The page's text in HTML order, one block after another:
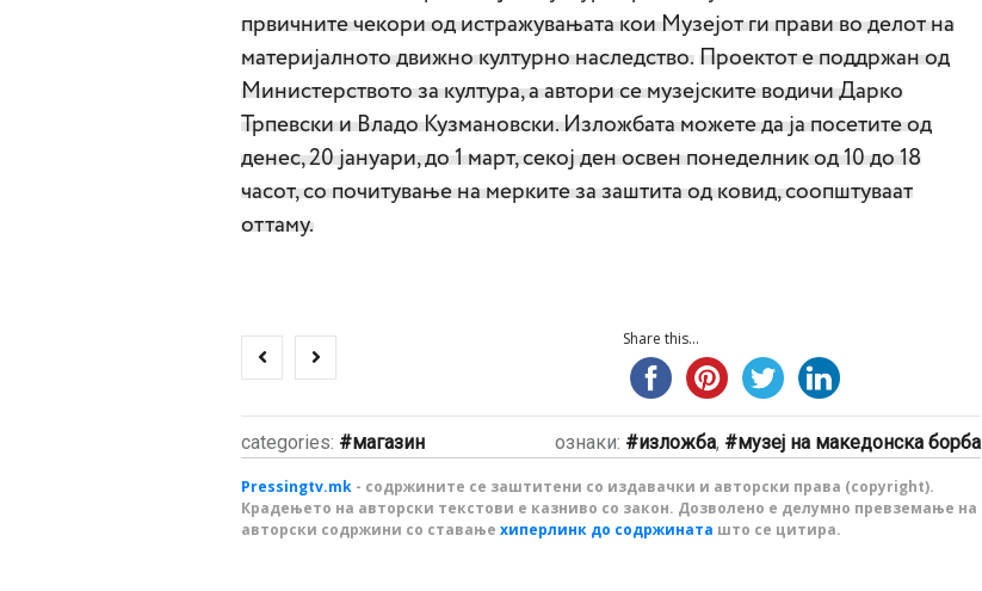
првичните чекори од истражувањата кои Музејот ги прави во делот на
материјалното движно културно наследство. Проектот е поддржан од
Министерството за култура, а автори се музејските водичи Дарко
Трпевски и Владо Кузмановски. Изложбата можете да ја посетите од
денес, 20 јануари, до 1 март, секој ден освен понеделник од 10 до 18
часот, со почитување на мерките за заштита од ковид, соопштуваат
оттаму.
Share this...
categories: магазин ознаки: изложба, музеј на македонска борба
Pressingtv.mk - содржините се заштитени со издавачки и авторски права (copyright).
Крадењето на авторски текстови е казниво со закон. Дозволено е делумно превземање на
авторски содржини со ставање хиперлинк до содржината што се цитира.